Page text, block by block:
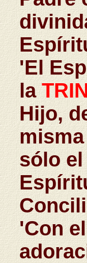
'El
la
Hijo,
sólo
'Con